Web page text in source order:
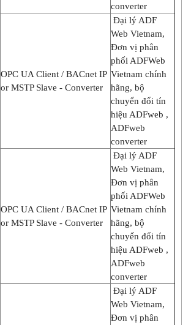
converter
OPC UA Client / BACnet IP
or MSTP Slave - Converter
Đại lý ADF
Web Vietnam,
Đơn vị phân
phối ADFWeb
Vietnam chính
hãng, bộ
chuyển đổi tín
hiệu ADFweb ,
ADFweb
converter
OPC UA Client / BACnet IP
or MSTP Slave - Converter
Đại lý ADF
Web Vietnam,
Đơn vị phân
phối ADFWeb
Vietnam chính
hãng, bộ
chuyển đổi tín
hiệu ADFweb ,
ADFweb
converter
Đại lý ADF
Web Vietnam,
Đơn vị phân